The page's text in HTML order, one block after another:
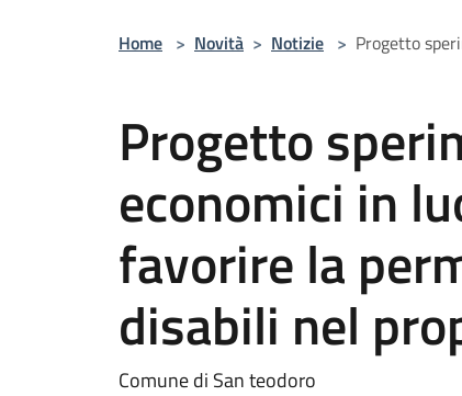
Home > Novità > Notizie > Progetto
Progetto
economici in
favorire la
disabili nel
Comune di San teodoro